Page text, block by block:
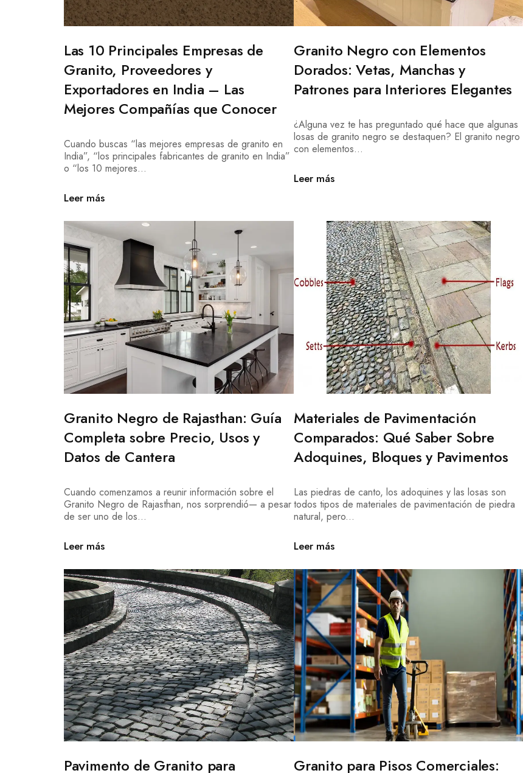
Las 10 Principales Empresas de
Granito, Proveedores y
Exportadores en India – Las
Mejores Compañías que Conocer
Cuando buscas “las mejores empresas de granito en
India”, “los principales fabricantes de granito en India”
o “los 10 mejores...
Leer más
Granito Negro con Elementos
Dorados: Vetas, Manchas y
Patrones para Interiores Elegantes
¿Alguna vez te has preguntado qué hace que algunas
losas de granito negro se destaquen? El granito negro
con elementos...
Leer más
Granito Negro de Rajasthan: Guía
Completa sobre Precio, Usos y
Datos de Cantera
Cuando comenzamos a reunir información sobre el
Granito Negro de Rajasthan, nos sorprendió— a pesar
de ser uno de los...
Leer más
Materiales de Pavimentación
Comparados: Qué Saber Sobre
Adoquines, Bloques y Pavimentos
Las piedras de canto, los adoquines y las losas son
todos tipos de materiales de pavimentación de piedra
natural, pero...
Leer más
Pavimento de Granito para Granito para Pisos Comerciales: